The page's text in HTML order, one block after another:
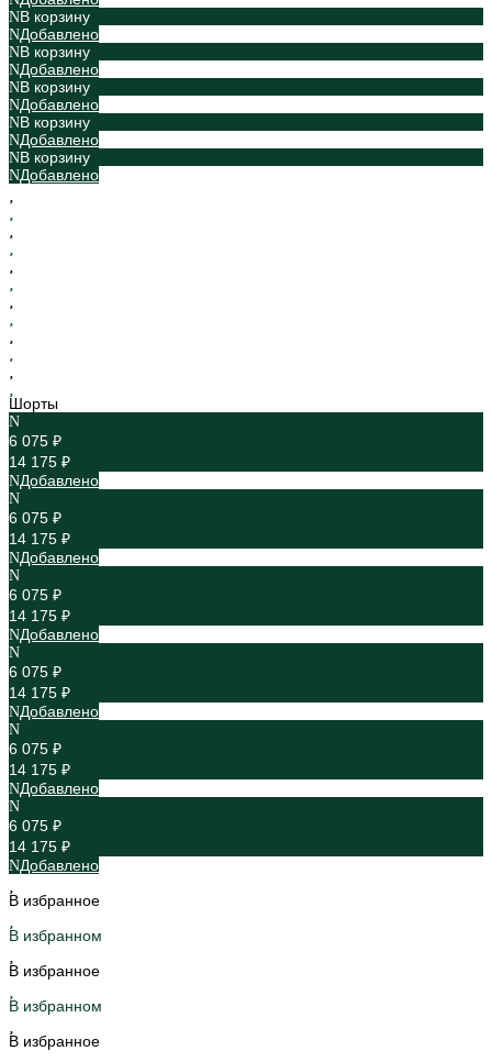
В корзину
Добавлено
В корзину
Добавлено
В корзину
Добавлено
В корзину
Добавлено
В корзину
Добавлено
Шорты
6 075 ₽
14 175 ₽
Добавлено
6 075 ₽
14 175 ₽
Добавлено
6 075 ₽
14 175 ₽
Добавлено
6 075 ₽
14 175 ₽
Добавлено
6 075 ₽
14 175 ₽
Добавлено
6 075 ₽
14 175 ₽
Добавлено
В избранное
В избранном
В избранное
В избранном
В избранное